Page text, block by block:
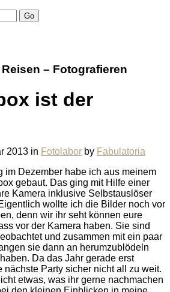
Go
– Fotografieren
ist der
2013 in Fotolabor by Fabulatoria
im Dezember habe ich aus meinem
gebaut. Das ging mit Hilfe einer
Kamera inklusive Selbstauslöser
wollte ich die Bilder noch vor
denn wir ihr seht können eure
vor der Kamera haben. Sie sind
und zusammen mit ein paar
sie dann an herumzublödeln
Da das Jahr gerade erst
nächste Party sicher nicht all zu weit.
etwas, was ihr gerne nachmachen